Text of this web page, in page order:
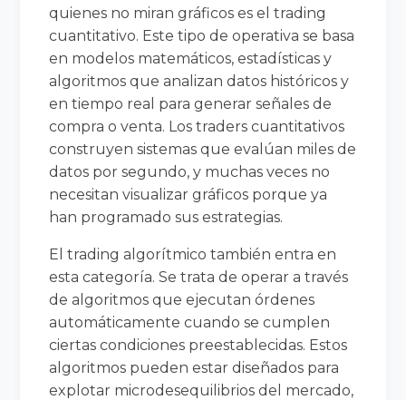
quienes no miran gráficos es el trading
cuantitativo. Este tipo de operativa se basa
en modelos matemáticos, estadísticas y
algoritmos que analizan datos históricos y
en tiempo real para generar señales de
compra o venta. Los traders cuantitativos
construyen sistemas que evalúan miles de
datos por segundo, y muchas veces no
necesitan visualizar gráficos porque ya
han programado sus estrategias.
El trading algorítmico también entra en
esta categoría. Se trata de operar a través
de algoritmos que ejecutan órdenes
automáticamente cuando se cumplen
ciertas condiciones preestablecidas. Estos
algoritmos pueden estar diseñados para
explotar microdesequilibrios del mercado,